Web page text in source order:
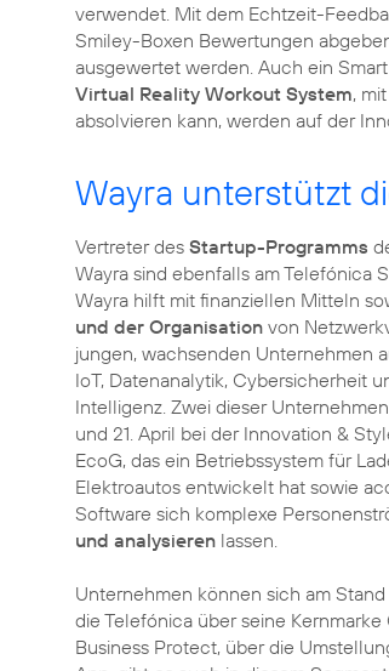
verwendet. Mit dem Echtzeit-
Smiley-Boxen Bewertungen
ausgewertet werden. Auch ein
Virtual Reality Workout System,
absolvieren kann, werden auf der
Wayra unterstützt
Vertreter des Startup-Programms
Wayra sind ebenfalls am Telefónica
Wayra hilft mit finanziellen Mitteln
und der Organisation von
jungen, wachsenden Unternehmen
IoT, Datenanalytik, Cybersicherheit
Intelligenz. Zwei dieser
und 21. April bei der Innovation &
EcoG, das ein Betriebssystem für
Elektroautos entwickelt hat sowie
Software sich komplexe
und analysieren lassen.
Unternehmen können sich am
die Telefónica über seine Kernmarke
Business Protect, über die